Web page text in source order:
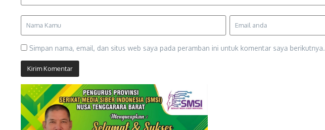
Simpan nama, email, dan situs web saya pada peramban ini untuk komentar saya berikutnya.